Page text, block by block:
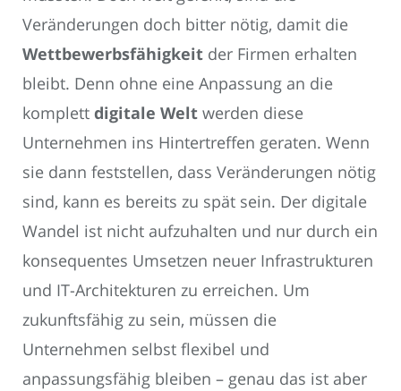
Veränderungen doch bitter nötig, damit die
Wettbewerbsfähigkeit der Firmen erhalten
bleibt. Denn ohne eine Anpassung an die
komplett digitale Welt werden diese
Unternehmen ins Hintertreffen geraten. Wenn
sie dann feststellen, dass Veränderungen nötig
sind, kann es bereits zu spät sein. Der digitale
Wandel ist nicht aufzuhalten und nur durch ein
konsequentes Umsetzen neuer Infrastrukturen
und IT-Architekturen zu erreichen. Um
zukunftsfähig zu sein, müssen die
Unternehmen selbst flexibel und
anpassungsfähig bleiben – genau das ist aber